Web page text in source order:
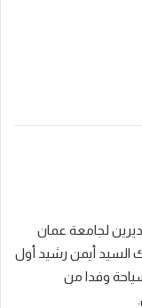
لجامعة عمان
السيد أيمن رشيد أول
وفدا من